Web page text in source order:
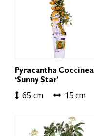
Pyracantha Coccinea
‘Sunny Star’
65 cm 15 cm